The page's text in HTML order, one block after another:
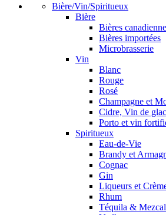
Bière/Vin/Spiritueux
Bière
Bières
Bières importées
Microbrasserie
Vin
Blanc
Rouge
Rosé
Champagne et
Cidre, Vin de
Porto et vin
Spiritueux
Eau-de-Vie
Brandy et
Cognac
Gin
Liqueurs et
Rhum
Téquila & Mezcal